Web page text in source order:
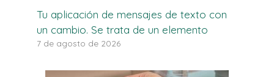
Tu aplicación de mensajes de texto con
un cambio. Se trata de un elemento
7 de agosto de 2026